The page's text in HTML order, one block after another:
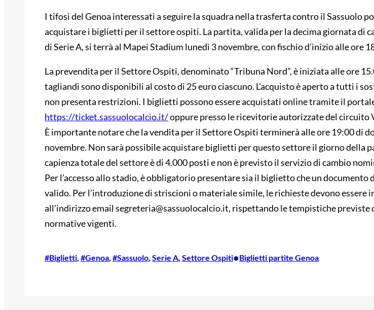
I tifosi del Genoa interessati a seguire la squadra nella trasferta contro il Sassuolo
acquistare i biglietti per il settore ospiti. La partita, valida per la decima giornata di
di Serie A, si terrà al Mapei Stadium lunedì 3 novembre, con fischio d’inizio alle ore
La prevendita per il Settore Ospiti, denominato “Tribuna Nord”, è iniziata alle ore
tagliandi sono disponibili al costo di 25 euro ciascuno. L’acquisto è aperto a tutti i
non presenta restrizioni. I biglietti possono essere acquistati online tramite il
https://ticket.sassuolocalcio.it/oppure presso le ricevitorie autorizzate del circuito
È importante notare che la vendita per il Settore Ospiti terminerà alle ore 19:00 di
novembre. Non sarà possibile acquistare biglietti per questo settore il giorno della
capienza totale del settore è di 4.000 posti e non è previsto il servizio di cambio
Per l’accesso allo stadio, è obbligatorio presentare sia il biglietto che un documento
valido. Per l’introduzione di striscioni o materiale simile, le richieste devono essere
all’indirizzo email segreteria@sassuolocalcio.it, rispettando le tempistiche previste
normative vigenti.
#Biglietti, #Genoa, #Sassuolo, Serie A, Settore Ospiti•Biglietti partite Genoa